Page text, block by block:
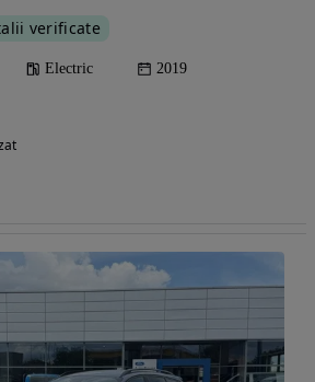
verificate
Electric 2019